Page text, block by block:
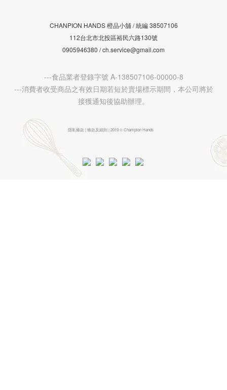
CHANPION HANDS 橙品小舖 /統編38507106
112台北市北投區裕民六路130號
0905946380 / ch.service@gmail.com
---食品業者登錄字號 A-138507106-00000-8
---消費者收受商品之有效日期若短於賣場標示期間，本公司將於
接獲通知後協助辦理。
隱私條款 | 條款及細則 | 2019 © Champion Hands